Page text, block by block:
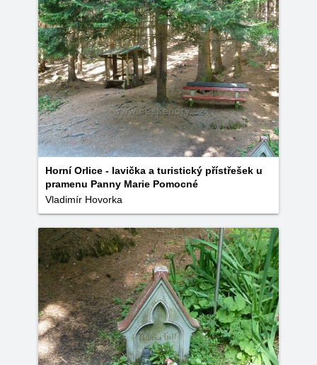
Horní Orlice - lavička a turistický přístřešek u
pramenu Panny Marie Pomocné
Vladimír Hovorka